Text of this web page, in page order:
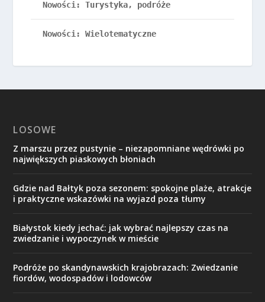
największych piaskowych błoniach
Gdzie nad Bałtyk poza sezonem: spokojne plaże, atrakcje
i praktyczne wskazówki na wyjazd poza tłumy
Białystok kiedy jechać: jak wybrać najlepszy czas na
zwiedzanie i wypoczynek w mieście
Podróże po skandynawskich krajobrazach: Zwiedzanie
fiordów, wodospadów i lodowców
Jak planować wakacje, by skutecznie unikać upałów i
cieszyć się komfortem wypoczynku